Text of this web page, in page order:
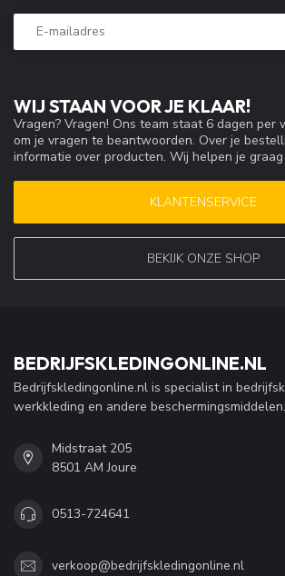
WIJ STAAN VOOR JE KLAAR!
Vragen? Vragen! Ons team staat 6 dagen per
om je vragen te beantwoorden. Over je
informatie over producten. Wij helpen je
KLANTENSERVICE
BEKIJK ONZE SHOP
BEDRIJFSKLEDINGONLINE.NL
Bedrijfskledingonline.nl is specialist in
werkkleding en andere beschermingsmiddelen.
Midstraat 205
8501 AM Joure
0513-724641
verkoop@bedrijfskledingonline.nl